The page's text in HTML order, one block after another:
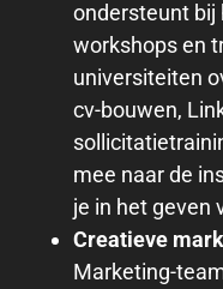
ondersteunt bij
workshops en
universiteiten
cv-bouwen,
mee naar de
je in het geven
Creatieve
Marketing-